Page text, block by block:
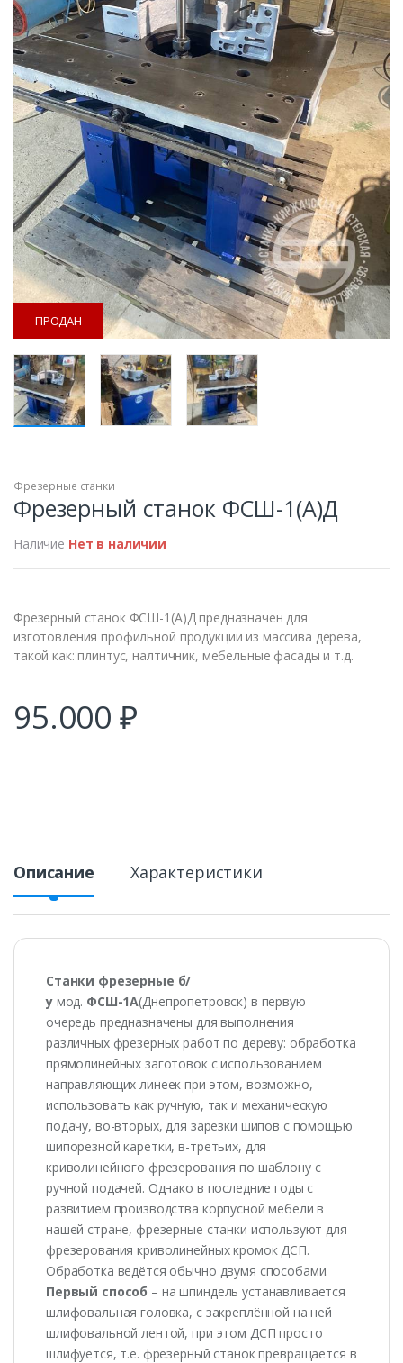
ПРОДАН
ПРОДАН
Фрезерные станки
Фрезерный станок ФСШ-1(А)Д
Наличие Нет в наличии
Фрезерный станок ФСШ-1(А)Д предназначен для
изготовления профильной продукции из массива дерева,
такой как: плинтус, налтичник, мебельные фасады и т.д.
95.000₽
Описание Характеристики
Станки фрезерные б/
умод. ФСШ-1А(Днепропетровск) в первую
очередь предназначены для выполнения
различных фрезерных работ по дереву: обработка
прямолинейных заготовок с использованием
направляющих линеек при этом, возможно,
использовать как ручную, так и механическую
подачу, во-вторых, для зарезки шипов с помощью
шипорезной каретки, в-третьих, для
криволинейного фрезерования по шаблону с
ручной подачей. Однако в последние годы с
развитием производства корпусной мебели в
нашей стране, фрезерные станки используют для
фрезерования криволинейных кромок ДСП.
Обработка ведётся обычно двумя способами.
Первый способ – на шпиндель устанавливается
шлифовальная головка, с закреплённой на ней
шлифовальной лентой, при этом ДСП просто
шлифуется, т.е. фрезерный станок превращается в